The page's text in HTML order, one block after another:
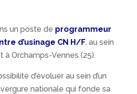
un poste de programmeur
d’usinage CN H/F, au sein
à Orchamps-Vennes (25).
d’évoluer au sein d’un
nationale qui fonde sa